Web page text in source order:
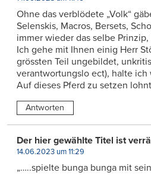
Ohne das verblödete „Volk“
Selenskis, Macros, Bersets,
immer wieder das selbe
Ich gehe mit Ihnen einig Herr
grössten Teil ungebildet,
verantwortungslo ect), halte ich
Auf dieses Pferd zu setzen
Antworten
Der hier gewählte Titel ist
14.06.2023 um 11:29
„…..spielte bunga bunga mit